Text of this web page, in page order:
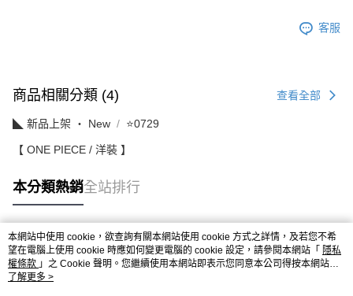
客服
商品相關分類 (4) 查看全部
◣ 新品上架 ‧ New ⭐0729
【 ONE PIECE / 洋裝 】
本分類熱銷全站排行
熱門標籤
本網站中使用 cookie，欲查詢有關本網站使用 cookie 方式之詳情，及若您不希
望在電腦上使用 cookie 時應如何變更電腦的 cookie 設定，請參閱本網站「 隱私
權條款 」之 Cookie 聲明。您繼續使用本網站即表示您同意本公司得按本網站使
用條款之 Cookie 聲明使用 cookie。
了解更多 >